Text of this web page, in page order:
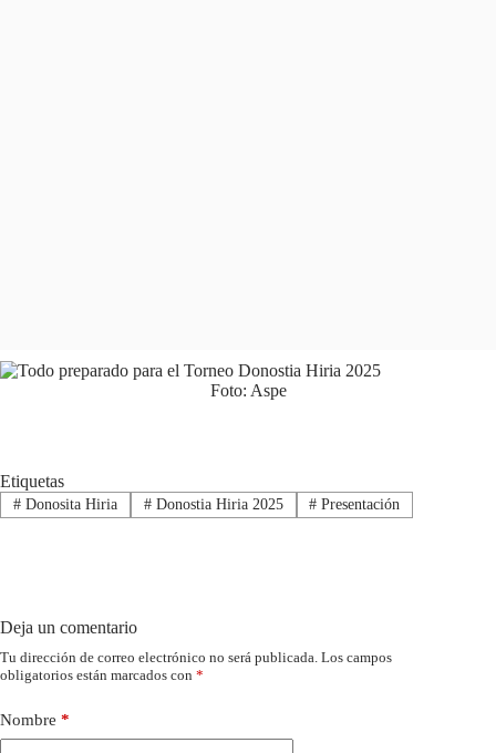
Foto: Aspe
Etiquetas
#Donosita Hiria #Donostia Hiria 2025 # Presentación
Deja un comentario
Tu dirección de correo electrónico no será publicada. Los campos
obligatorios están marcados con *
Nombre *